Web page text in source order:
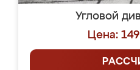
Угловой
Цена: